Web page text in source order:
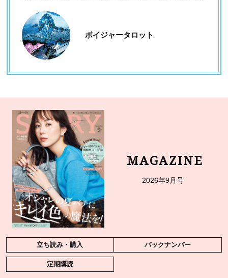
ボイジャータロット
MAGAZINE
2026年9月号
立ち読み・購入 バックナンバー
定期購読